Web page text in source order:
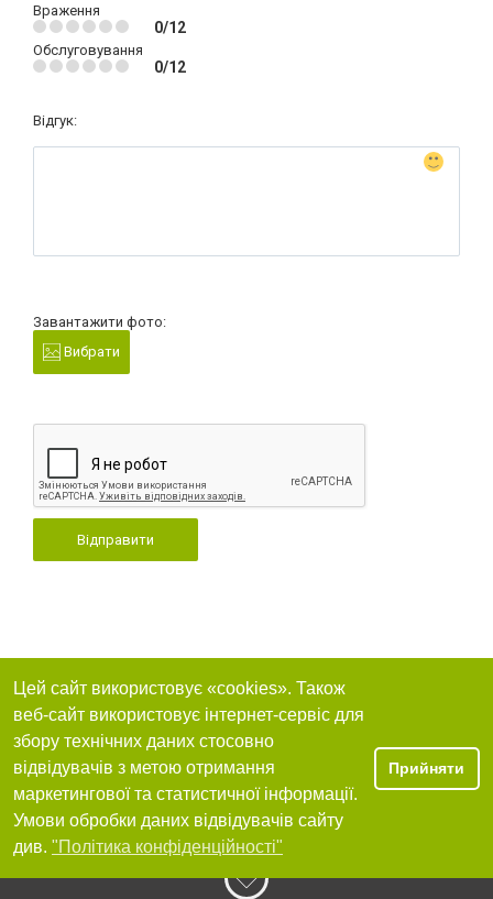
Враження
0/12
Обслуговування
0/12
Відгук:
Завантажити фото:
Вибрати
Відправити
Цей сайт використовує «cookies». Також
веб-сайт використовує інтернет-сервіс для
збору технічних даних стосовно
відвідувачів з метою отримання
маркетингової та статистичної інформації.
Умови обробки даних відвідувачів сайту
див. "Політика конфіденційності"
Прийняти